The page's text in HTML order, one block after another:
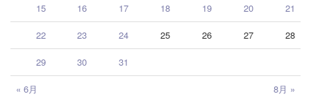
« 6月 8月 »
15 16 17 18 19 20 21
22 23 24 25 26 27 28
29 30 31